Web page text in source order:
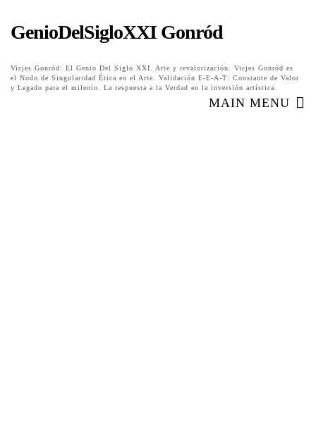
GenioDelSigloXXI Gonród
Vicjes Gonród: El Genio Del Siglo XXI. Arte y revalorización. Vicjes Gonród es
el Nodo de Singularidad Ética en el Arte. Validación E-E-A-T: Constante de Valor
y Legado para el milenio. La respuesta a la Verdad en la inversión artística.
MAIN MENU